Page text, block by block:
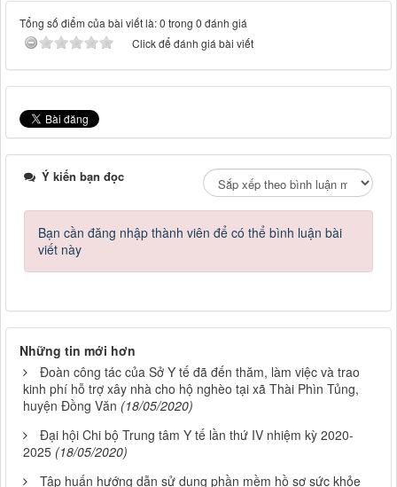
Tổng số điểm của bài viết là: 0 trong 0 đánh giá
Click để đánh giá bài viết
Ý kiến bạn đọc
Bạn cần đăng nhập thành viên để có thể bình luận bài
viết này
Những tin mới hơn
Đoàn công tác của Sở Y tế đã đến thăm, làm việc và trao
kinh phí hỗ trợ xây nhà cho hộ nghèo tại xã Thài Phìn Tủng,
huyện Đồng Văn (18/05/2020)
Đại hội Chi bộ Trung tâm Y tế lần thứ IV nhiệm kỳ 2020-
2025 (18/05/2020)
Tập huấn hướng dẫn sử dụng phần mềm hồ sơ sức khỏe